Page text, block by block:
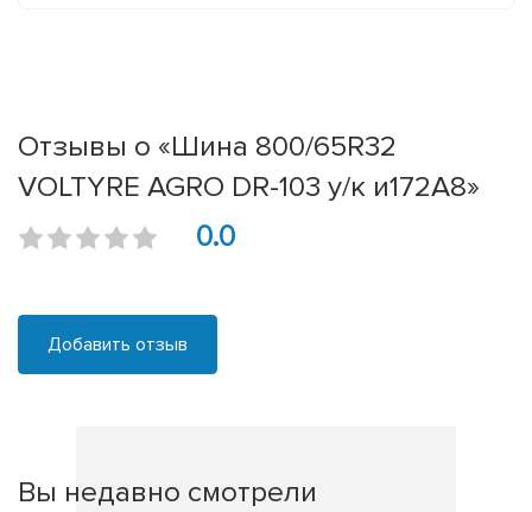
Отзывы о «Шина 800/65R32
VOLTYRE AGRO DR-103 у/к и172А8»
0.0
Добавить отзыв
Вы недавно смотрели